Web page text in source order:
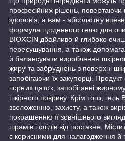
професійних рішень, повертаючи
здоров'я, а вам - абсолютну
формула щоденного гелю для
BIOXCIN дбайливо й глибоко
пересушування, а також
й балансувати вироблення
жиру та забруднень з поверхні
запобігаючи їх закупорці.
чорних цяток, запобіганні
шкірного покриву. Крім того,
зволоженню, захисту, а також
покращенню її зовнішнього
шрамів і слідів від постакне.
є корисними для налагодження й